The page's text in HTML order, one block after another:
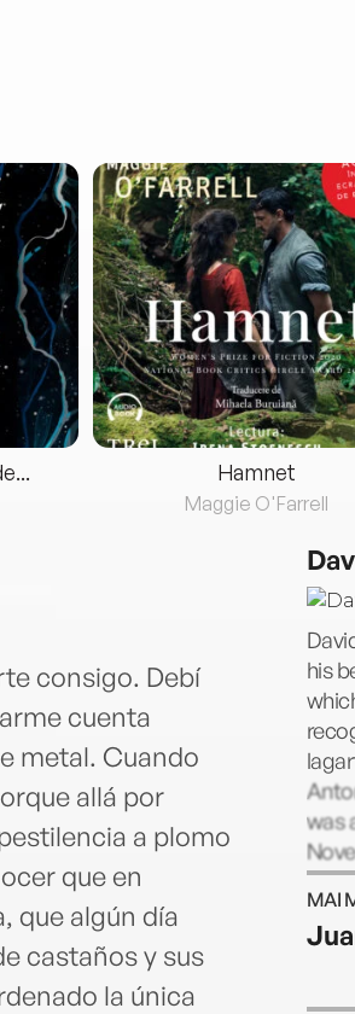
Hamnet
Maggie O'Farrell
consigo. Debí
cuenta
metal. Cuando
allá por
a plomo
que en
que algún día
castaños y sus
la única
his
was
MAI